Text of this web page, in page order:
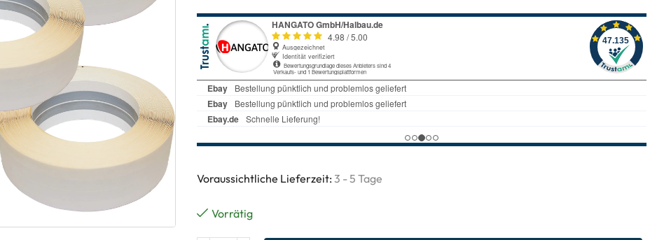
Voraussichtliche Lieferzeit: 3 - 5 Tage
Vorrätig